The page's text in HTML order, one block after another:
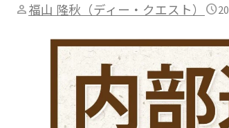
福山 隆秋（ディー・クエスト）